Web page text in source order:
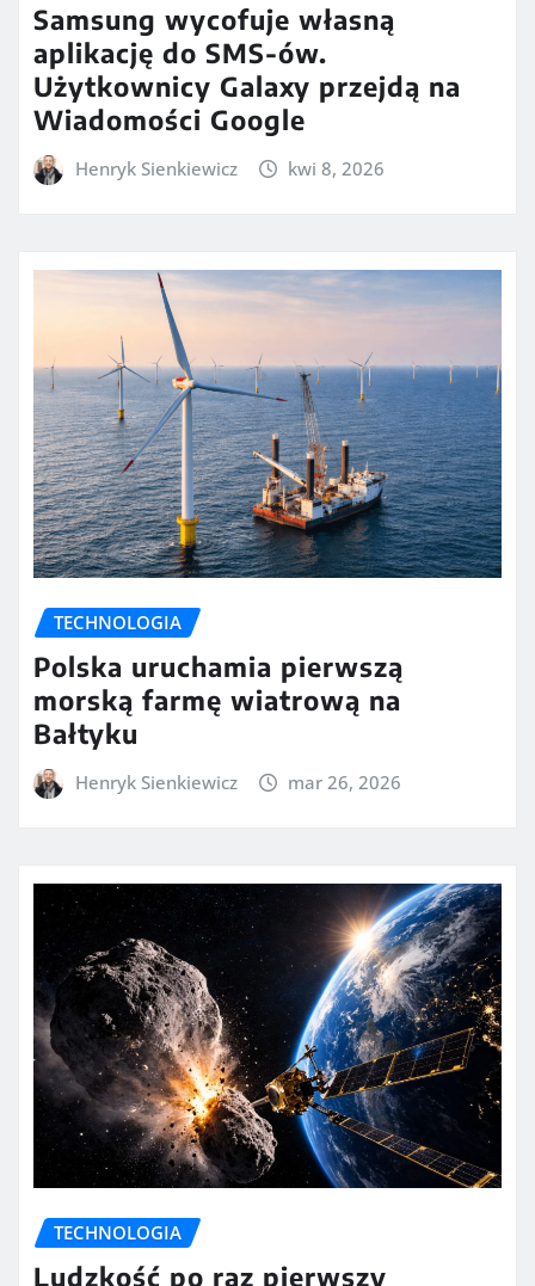
Samsung wycofuje własną
aplikację do SMS-ów.
Użytkownicy Galaxy przejdą na
Wiadomości Google
Henryk Sienkiewicz kwi 8, 2026
TECHNOLOGIA
Polska uruchamia pierwszą
morską farmę wiatrową na
Bałtyku
Henryk Sienkiewicz mar 26, 2026
TECHNOLOGIA
Ludzkość po raz pierwszy